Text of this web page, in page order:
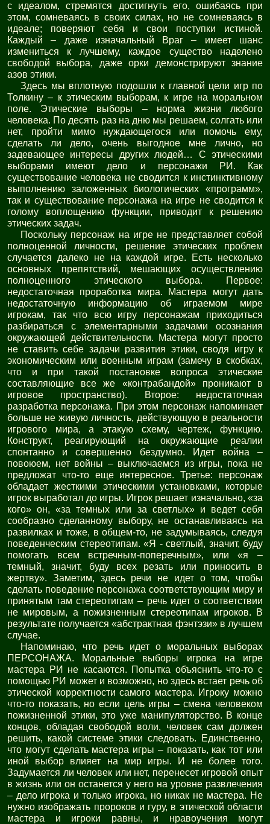
с идеалом, стремятся достигнуть его, ошибаясь при
этом, сомневаясь в своих силах, но не сомневаясь в
идеале; поверяют себя и свои поступки истиной.
Каждый – даже изначальный Враг – имеет шанс
измениться к лучшему, каждое существо наделено
свободой выбора, даже орки демонстрируют знание
азов этики.
Здесь мы вплотную подошли к главной цели игр по
Толкину – к этическим выборам, к игре на моральном
поле. Этические выборы – норма жизни любого
человека. По десять раз на дню мы решаем, солгать или
нет, пройти мимо нуждающегося или помочь ему,
сделать ли дело, очень выгодное мне лично, но
задевающее интересы других людей… С этическими
выборами имеют дело и персонажи РИ. Как
существование человека не сводится к инстинктивному
выполнению заложенных биологических «программ»,
так и существование персонажа на игре не сводится к
голому воплощению функции, приводит к решению
этических задач.
Поскольку персонаж на игре не представляет собой
полноценной личности, решение этических проблем
случается далеко не на каждой игре. Есть несколько
основных препятствий, мешающих осуществлению
полноценного этического выбора. Первое:
недостаточная проработка мира. Мастера могут дать
недостаточную информацию об играемом мире
игрокам, так что всю игру персонажам приходиться
разбираться с элементарными задачами осознания
окружающей действительности. Мастера могут просто
не ставить себе задачи развития этики, сводя игру к
экономическим или военным играм (замечу в скобках,
что и при такой постановке вопроса этические
составляющие все же «контрабандой» проникают в
игровое пространство). Второе: недостаточная
разработка персонажа. При этом персонаж напоминает
больше не живую личность, действующую в реальности
игрового мира, а этакую схему, чертеж, функцию.
Конструкт, реагирующий на окружающие реалии
спонтанно и совершенно бездумно. Идет война –
повоюем, нет войны – выключаемся из игры, пока не
предложат что-то еще интересное. Третье: персонаж
обладает жесткими этическими установками, которые
игрок выработал до игры. Игрок решает изначально, «за
кого» он, «за темных или за светлых» и ведет себя
сообразно сделанному выбору, не останавливаясь на
развилках и тоже, в общем-то, не задумываясь, следуя
поведенческим стереотипам. «Я - светлый, значит, буду
помогать всем встречным-поперечным», или «я –
темный, значит, буду всех резать или приносить в
жертву». Заметим, здесь речи не идет о том, чтобы
сделать поведение персонажа соответствующим миру и
принятым там стереотипам – речь идет о соответствии
не мировым, а пожизненным стереотипам игроков. В
результате получается «абстрактная фэнтэзи» в лучшем
случае.
Напоминаю, что речь идет о моральных выборах
ПЕРСОНАЖА. Моральные выборы игрока на игре
мастера РИ не касаются. Попытка объяснить что-то с
помощью РИ может и возможно, но здесь встает речь об
этической корректности самого мастера. Игроку можно
что-то показать, но если цель игры – смена человеком
пожизненной этики, это уже манипуляторство. В конце
концов, обладая свободой воли, человек сам должен
решить, какой системе этики следовать. Единственно,
что могут сделать мастера игры – показать, как тот или
иной выбор влияет на мир игры. И не более того.
Задумается ли человек или нет, перенесет игровой опыт
в жизнь или он останется у него на уровне развлечения
– дело игрока и только игрока, но никак не мастера. Не
нужно изображать пророков и гуру, в этической области
мастера и игроки равны, и нравоучения могут